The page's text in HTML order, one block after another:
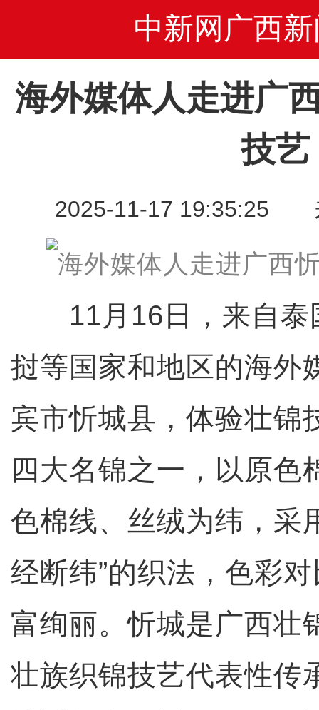
中新网广西新
海外媒体人走进广
技艺
2025-11-17 19:35:25
11月16日，来自泰
挝等国家和地区的海外
宾市忻城县，体验壮锦
四大名锦之一，以原色
色棉线、丝绒为纬，采
经断纬”的织法，色彩
富绚丽。忻城是广西壮
壮族织锦技艺代表性传